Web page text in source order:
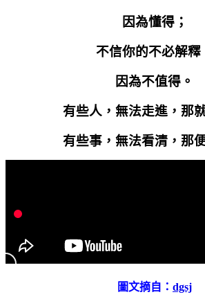
因為懂得；
不信你的不必解釋
因為不值得。
有些人，無法走進，那
有些事，無法看清，那
圖文摘自： dgsj